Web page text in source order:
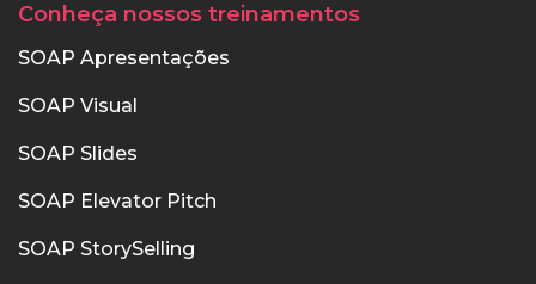
Conheça nossos treinamentos
SOAP Apresentações
SOAP Visual
SOAP Slides
SOAP Elevator Pitch
SOAP StorySelling